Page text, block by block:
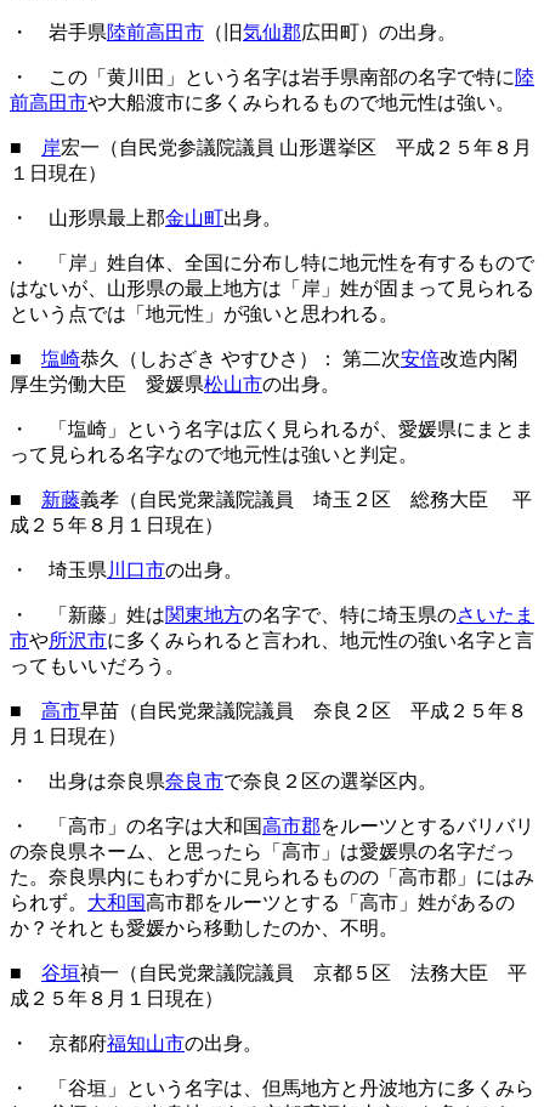
・ 岩手県陸前高田市 （旧気仙郡広田町）の出身。
・ この「黄川田」という名字は岩手県南部の名字で特に 陸
前高田市や大船渡市に多くみられるもので地元性は強い。
■ 岸宏一（自民党参議院議員 山形選挙区 平成２５年８月
１日現在）
・ 山形県最上郡金山町出身。
・ 「岸」姓自体、全国に分布し特に地元性を有するもので
はないが、山形県の最上地方は「岸」姓が固まって見られる
という点では「地元性」が強いと思われる。
■ 塩崎恭久（しおざき やすひさ）： 第二次安倍改造内閣
厚生労働大臣 愛媛県松山市の出身。
・ 「塩崎」という名字は広く見られるが、愛媛県にまとま
って見られる名字なので地元性は強いと判定。
■ 新藤義孝（自民党衆議院議員 埼玉２区 総務大臣 平
成２５年８月１日現在）
・ 埼玉県 川口市の出身。
・ 「新藤」姓は関東地方の名字で、特に埼玉県のさいたま
市や所沢市に多くみられると言われ、地元性の強い名字と言
ってもいいだろう。
■ 高市早苗（自民党衆議院議員 奈良２区 平成２５年８
月１日現在）
・ 出身は奈良県奈良市で奈良２区の選挙区内。
・ 「高市」の名字は大和国高市郡をルーツとするバリバリ
の奈良県ネーム、と思ったら「高市」は愛媛県の名字だっ
た。奈良県内にもわずかに見られるものの「高市郡」にはみ
られず。 大和国高市郡をルーツとする「高市」姓があるの
か？それとも愛媛から移動したのか、不明。
■ 谷垣禎一（自民党衆議院議員 京都５区 法務大臣 平
成２５年８月１日現在）
・ 京都府福知山市の出身。
・ 「谷垣」という名字は、但馬地方と丹波地方に多くみら